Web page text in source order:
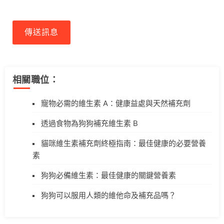
傳送訊息
相關職位：
寵物必需的維生素 A：健康益處與天然補充劑
透過食物為狗狗補充維生素 B
貓咪維生素補充劑終極指南：最佳健康的必要營養
素
狗狗必備維生素：最佳健康的關鍵營養素
狗狗可以服用人類的維他命及補充品嗎？